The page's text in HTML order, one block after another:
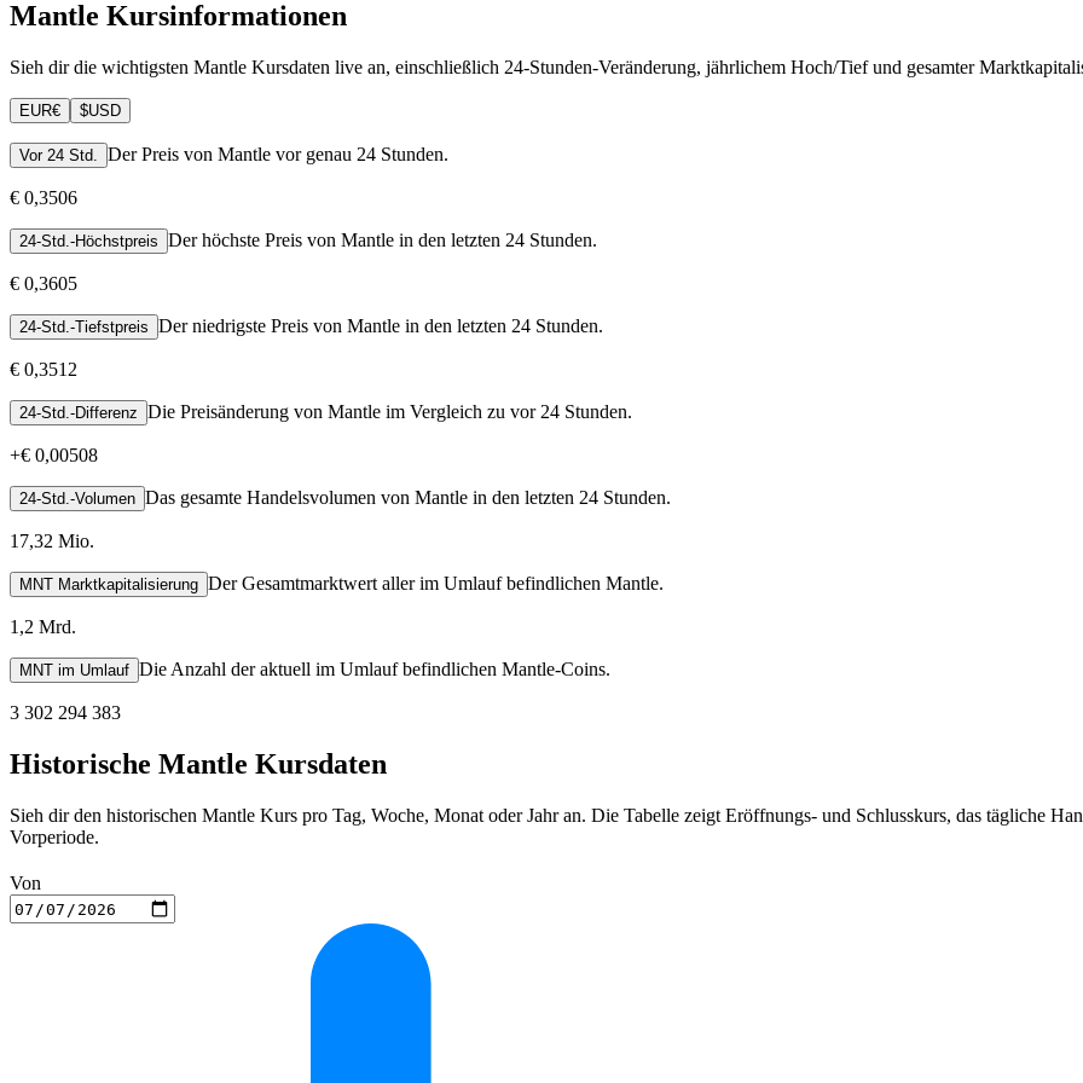
Mantle Kursinformationen
Sieh dir die wichtigsten Mantle Kursdaten live an, einschließlich 24-Stunden-Veränderung, jährlichem Hoch/Tief und gesamter
EUR€ $USD
Vor 24 Std. Der Preis von Mantle vor genau 24 Stunden.
€ 0,3506
24-Std.-Höchstpreis Der höchste Preis von Mantle in den letzten 24 Stunden.
€ 0,3605
24-Std.-Tiefstpreis Der niedrigste Preis von Mantle in den letzten 24 Stunden.
€ 0,3512
24-Std.-Differenz Die Preisänderung von Mantle im Vergleich zu vor 24 Stunden.
+€ 0,00508
24-Std.-Volumen Das gesamte Handelsvolumen von Mantle in den letzten 24 Stunden.
17,32 Mio.
MNT Marktkapitalisierung Der Gesamtmarktwert aller im Umlauf befindlichen Mantle.
1,2 Mrd.
MNT im Umlauf Die Anzahl der aktuell im Umlauf befindlichen Mantle-Coins.
3 302 294 383
Historische Mantle Kursdaten
Sieh dir den historischen Mantle Kurs pro Tag, Woche, Monat oder Jahr an. Die Tabelle zeigt Eröffnungs- und Schlusskurs, das tägliche
Vorperiode.
Von